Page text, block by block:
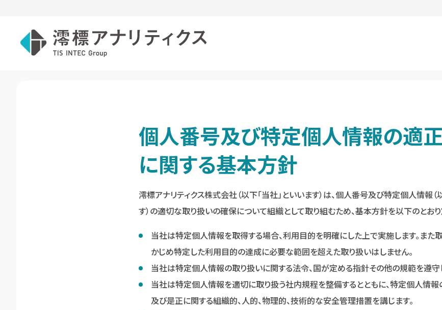
個人番号及び特定個人情報の適
に関する基本方針
澪標アナリティクス株式会社（以下「当社」といいます）は、個人番号及び特定個人情報
す）の適切な取り扱いの確保について組織として取り組むため、基本方針を以下のとおり
当社は特定個人情報を取得する場合、利用目的を明確にした上で実施します。また
かじめ特定した利用目的の達成に必要な範囲を超えた取り扱いはしません。
当社は特定個人情報の取り扱いに関する法令、国が定める指針その他の規範を遵守
当社は特定個人情報を適切に取り扱う社内規程を整備するとともに、特定個人情報
及び是正に関する組織的、人的、物理的、技術的な安全管理措置を講じます。